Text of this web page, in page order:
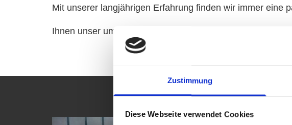
Zustimmung
Diese Webseite verwendet Cookies
Mit un­se­rer lang­jäh­ri­gen Er­fah­rung fin­den wir immer eine
Ihnen unser um­fas­sen­des Leis­tungs­spek­trum.